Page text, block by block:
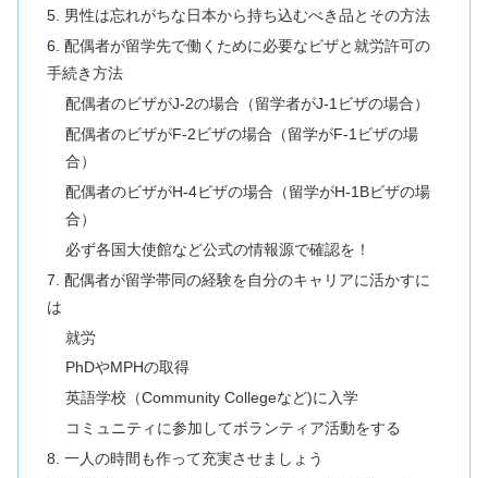
5. 男性は忘れがちな日本から持ち込むべき品とその方法
6. 配偶者が留学先で働くために必要なビザと就労許可の
手続き方法
配偶者のビザがJ-2の場合（留学者がJ-1ビザの場合）
配偶者のビザがF-2ビザの場合（留学がF-1ビザの場
合）
配偶者のビザがH-4ビザの場合（留学がH-1Bビザの場
合）
必ず各国大使館など公式の情報源で確認を！
7. 配偶者が留学帯同の経験を自分のキャリアに活かすに
は
就労
PhDやMPHの取得
英語学校（Community Collegeなど)に入学
コミュニティに参加してボランティア活動をする
8. 一人の時間も作って充実させましょう